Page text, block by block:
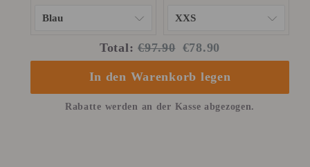
Total:Original
€97.90 Discounted
€78.90
In den Warenkorb legen
Rabatte werden an der Kasse abgezogen.